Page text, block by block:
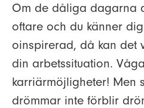
Om de dåliga dagarna
oftare och du känner
oinspirerad, då kan det
din arbetssituation.
karriärmöjligheter! Men
drömmar inte förblir